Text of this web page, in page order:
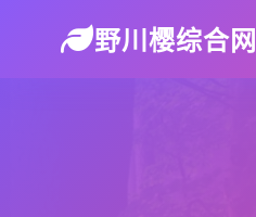
野川樱综合网